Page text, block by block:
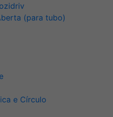
(para tubo)
e Círculo